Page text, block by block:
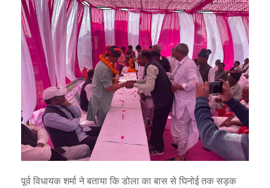
पूर्व विधायक शर्मा ने बताया कि डोला का बास से घिनोई तक सड़क